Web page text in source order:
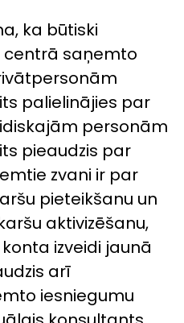
ka būtiski
centrā saņemto
palielinājies par
personām
pieaudzis par
zvani ir par
pieteikšanu un
aktivizēšanu,
izveidi jaunā
arī
iesniegumu